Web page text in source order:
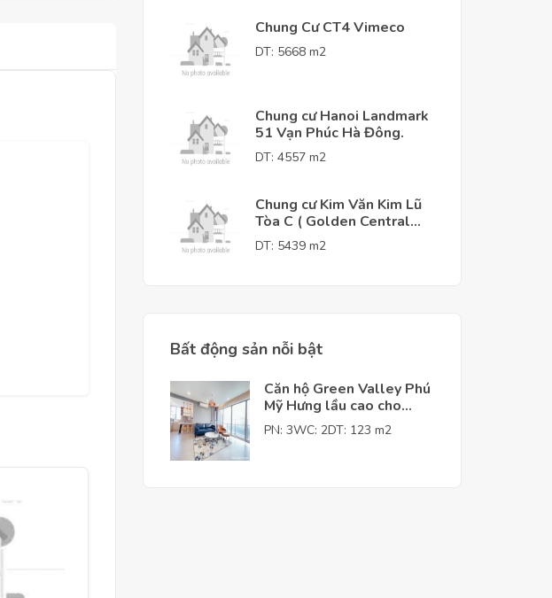
Chung Cư CT4 Vimeco
DT: 5668 m2
Chung cư Hanoi Landmark
51 Vạn Phúc Hà Đông.
DT: 4557 m2
Chung cư Kim Văn Kim Lũ
Tòa C ( Golden Central
Tower )
DT: 5439 m2
Bất động sản nỗi bật
Căn hộ Green Valley Phú
Mỹ Hưng lầu cao cho
thuê giá tốt
PN: 3WC: 2DT: 123 m2